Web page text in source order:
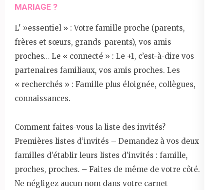
MARIAGE ?
L' »essentiel » : Votre famille proche (parents,
frères et sœurs, grands-parents), vos amis
proches… Le « connecté » : Le +1, c’est-à-dire vos
partenaires familiaux, vos amis proches. Les
« recherchés » : Famille plus éloignée, collègues,
connaissances.
Comment faites-vous la liste des invités?
Premières listes d’invités – Demandez à vos deux
familles d’établir leurs listes d’invités : famille,
proches, proches. – Faites de même de votre côté.
Ne négligez aucun nom dans votre carnet